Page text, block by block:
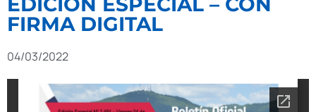
FIRMA DIGITAL
04/03/2022